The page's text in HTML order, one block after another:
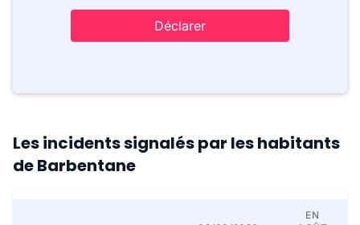
Déclarer
Les incidents signalés par les habitants
de Barbentane
EN